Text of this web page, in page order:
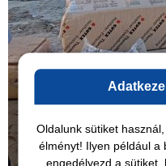
Oldalunk sütiket
élményt! Ilyen például a
engedélyezd a sütiket,